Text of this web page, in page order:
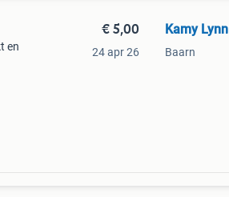
en
€ 5,00
24 apr 26
Kamy Lynn
Baarn